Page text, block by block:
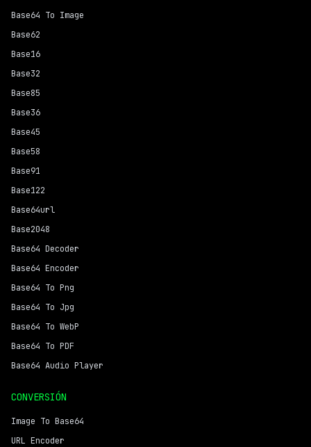
Base64 To Image
Base62
Base16
Base32
Base85
Base36
Base45
Base58
Base91
Base122
Base64url
Base2048
Base64 Decoder
Base64 Encoder
Base64 To Png
Base64 To Jpg
Base64 To WebP
Base64 To PDF
Base64 Audio Player
CONVERSIÓN
Image To Base64
URL Encoder